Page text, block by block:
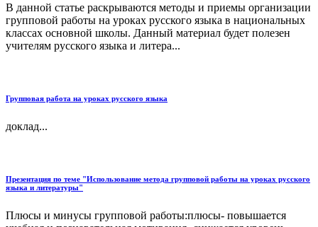
В данной статье раскрываются методы и приемы организации
групповой работы на уроках русского языка в национальных
классах основной школы. Данный материал будет полезен
учителям русского языка и литера...
Групповая работа на уроках русского языка
доклад...
Презентация по теме "Использование метода групповой работы на уроках русского
языка и литературы"
Плюсы и минусы групповой работы:плюсы- повышается